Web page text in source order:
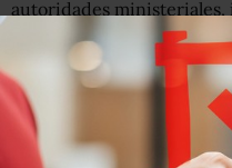
autoridades ministeriales,
Afirmó que el camión
con sobrecupo,ya que
y en la unidad viajaban 51
hacia Nueva Rosita,